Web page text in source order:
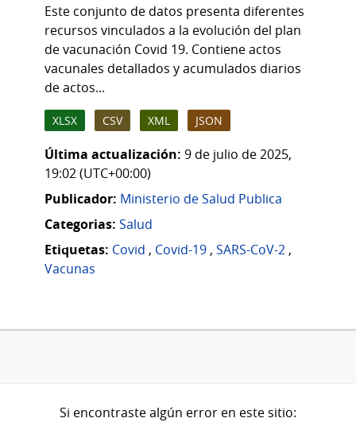
Este conjunto de datos presenta diferentes
recursos vinculados a la evolución del plan
de vacunación Covid 19. Contiene actos
vacunales detallados y acumulados diarios
de actos...
XLSX CSV XML JSON
Última actualización: 9 de julio de 2025,
19:02 (UTC+00:00)
Publicador: Ministerio de Salud Publica
Categorias: Salud
Etiquetas: Covid , Covid-19 , SARS-CoV-2 ,
Vacunas
Si encontraste algún error en este sitio: